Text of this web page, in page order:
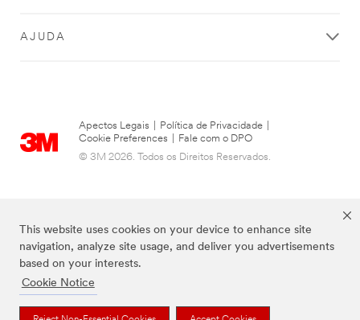
This website uses cookies on your device to enhance site
navigation, analyze site usage, and deliver you advertisements
based on your interests.
Cookie Notice
AJUDA
Apectos Legais Política de Privacidade
Cookie Preferences
Fale com o DPO
© 3M 2026. Todos os Direitos Reservados.
As marcas listadas a cima são marcas comerciais da 3M.